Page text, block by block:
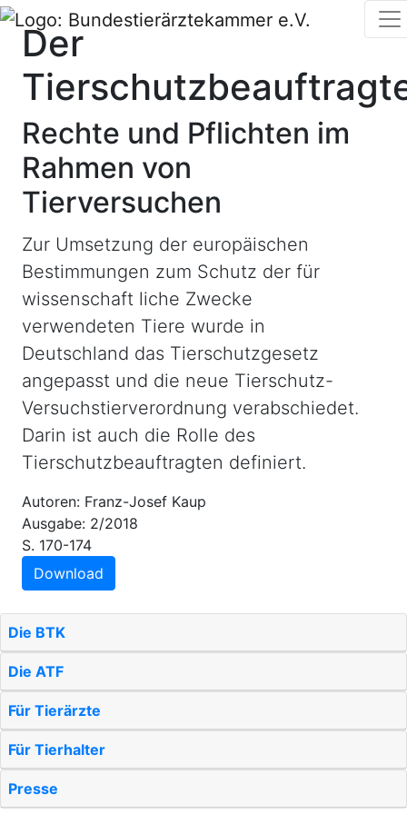
Der
Rechte und Pflichten im
Rahmen von
Tierversuchen
Zur Umsetzung der europäischen
Bestimmungen zum Schutz der für
wissenschaft liche Zwecke
verwendeten Tiere wurde in
Deutschland das Tierschutzgesetz
angepasst und die neue Tierschutz-
Versuchstierverordnung verabschiedet.
Darin ist auch die Rolle des
Tierschutzbeauftragten definiert.
Autoren: Franz-Josef Kaup
Ausgabe: 2/2018
S. 170-174
Download
Die BTK
Die ATF
Für Tierärzte
Für Tierhalter
Presse